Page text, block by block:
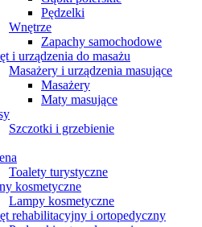
Pędzelki
Wnętrze
Zapachy samochodowe
i urządzenia do masażu
Masażery i urządzenia masujące
Masażery
Maty masujące
Szczotki i grzebienie
Toalety turystyczne
kosmetyczne
Lampy kosmetyczne
rehabilitacyjny i ortopedyczny